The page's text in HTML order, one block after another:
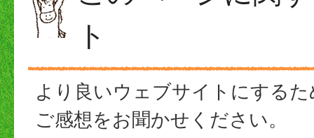
ト
より良いウェブサイトにする
ご感想をお聞かせください。